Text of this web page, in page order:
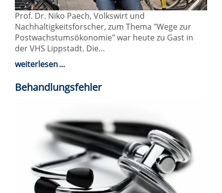
Prof. Dr. Niko Paech, Volkswirt und
Nachhaltigkeitsforscher, zum Thema "Wege zur
Postwachstumsökonomie" war heute zu Gast in
der VHS Lippstadt. Die…
weiterlesen
Behandlungsfehler